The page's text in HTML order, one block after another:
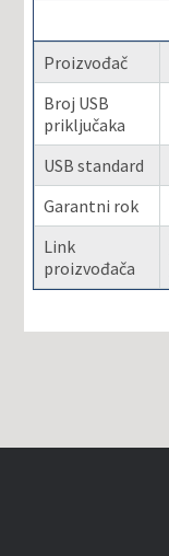
Proizvođač
Broj USB
priključaka
USB standard
Garantni rok
Link
proizvođača